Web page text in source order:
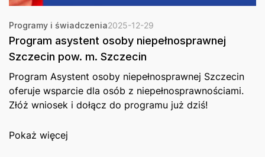
Programy i świadczenia2025-12-29
Program asystent osoby niepełnosprawnej
Szczecin pow. m. Szczecin
Program Asystent osoby niepełnosprawnej Szczecin
oferuje wsparcie dla osób z niepełnosprawnościami.
Złóż wniosek i dołącz do programu już dziś!
Pokaż więcej